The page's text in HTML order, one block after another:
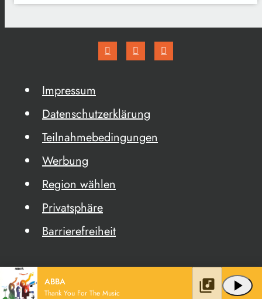
Impressum
Datenschutzerklärung
Teilnahmebedingungen
Werbung
Region wählen
Privatsphäre
Barrierefreiheit
ABBA
Thank You For The Music play_arrow
library_music